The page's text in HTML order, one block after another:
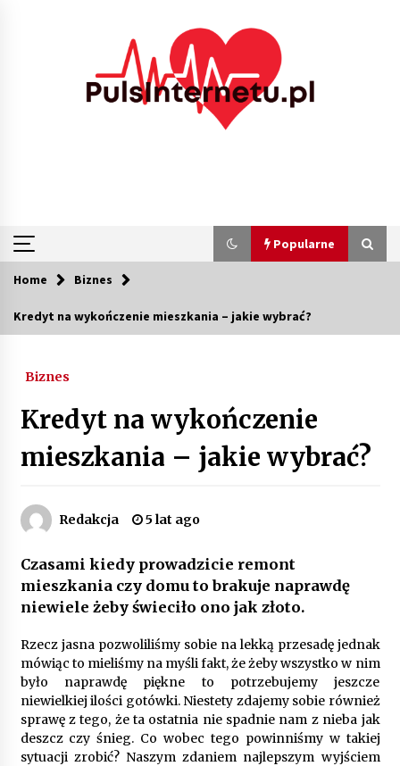
Popularne
Popularne
Poczucie bezpieczeństwa a jasne zasady pracy.
4 miesiące ago
zamontować radio 2DIN i uchwyty na kubki
4 miesiące ago
Piece do pizzy – jak wybrać między piecem na
drewno, gaz i prąd
Oferta z pojazdami wyposażonymi w kontenery
– nowoczesne rozwiązanie dla logistyki
9 miesięcy ago
Filtrowanie chłodziwa w procesach obróbki
Home Biznes
Kredyt na wykończenie mieszkania – jakie wybrać?
Biznes
Kredyt na wykończenie
mieszkania – jakie wybrać?
Redakcja 5 lat ago
Czasami kiedy prowadzicie remont
mieszkania czy domu to brakuje naprawdę
niewiele żeby świeciło ono jak złoto.
Rzecz jasna pozwoliliśmy sobie na lekką przesadę jednak
mówiąc to mieliśmy na myśli fakt, że żeby wszystko w nim
było naprawdę piękne to potrzebujemy jeszcze
niewielkiej ilości gotówki. Niestety zdajemy sobie również
sprawę z tego, że ta ostatnia nie spadnie nam z nieba jak
deszcz czy śnieg. Co wobec tego powinniśmy w takiej
sytuacji zrobić? Naszym zdaniem najlepszym wyjściem